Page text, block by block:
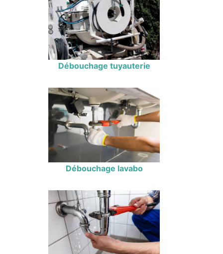
Débouchage tuyauterie
Débouchage lavabo